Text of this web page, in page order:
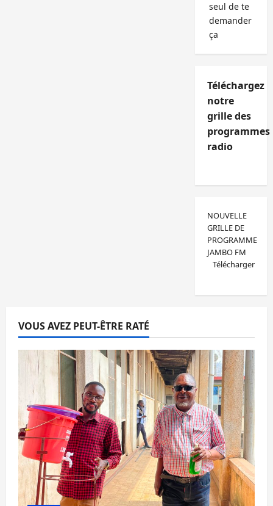
seul de te
demander
ça
Téléchargez
notre
grille des
programmes
radio
NOUVELLE
GRILLE DE
PROGRAMME
JAMBO FM
Télécharger
VOUS AVEZ PEUT-ÊTRE RATÉ